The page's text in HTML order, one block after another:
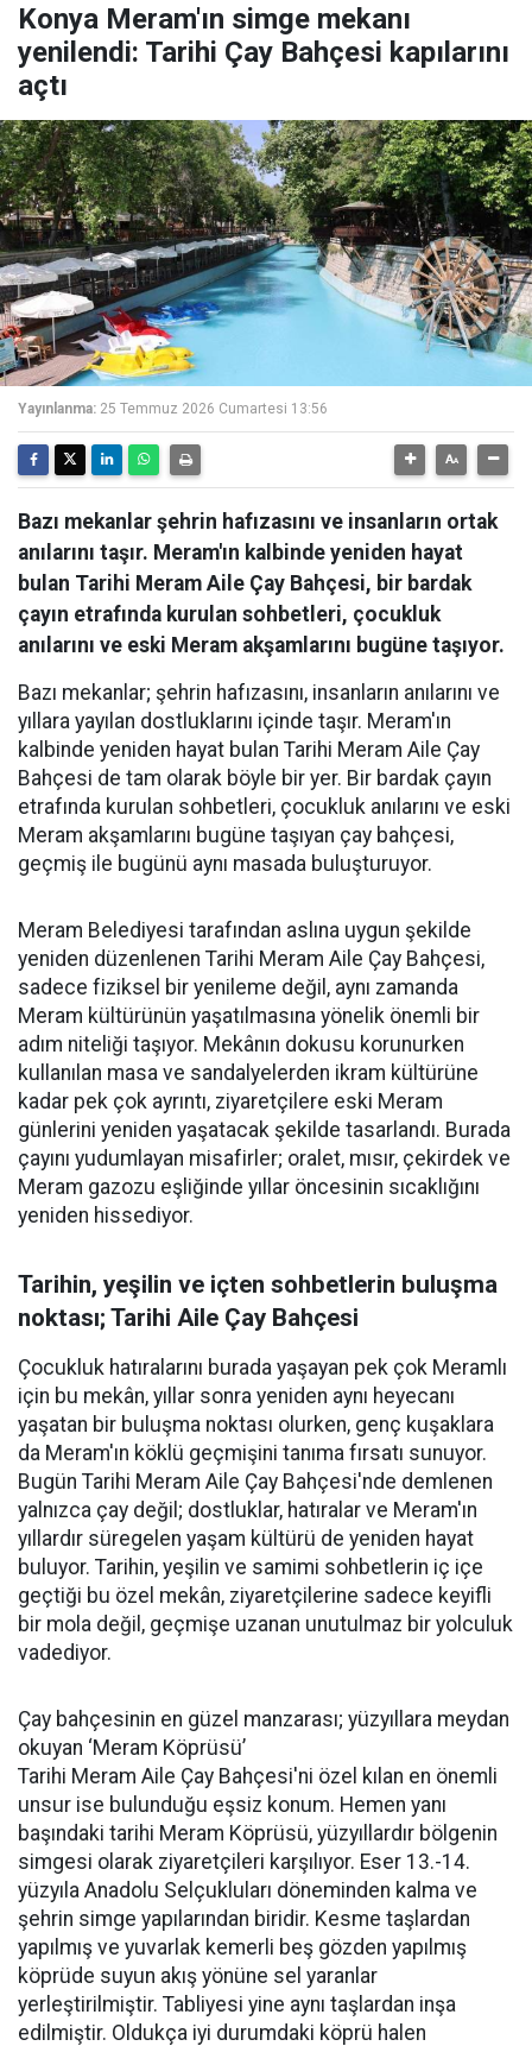
Konya Meram'ın simge mekanı
yenilendi: Tarihi Çay Bahçesi kapılarını
açtı
Yayınlanma: 25 Temmuz 2026 Cumartesi 13:56
Bazı mekanlar şehrin hafızasını ve insanların ortak
anılarını taşır. Meram'ın kalbinde yeniden hayat
bulan Tarihi Meram Aile Çay Bahçesi, bir bardak
çayın etrafında kurulan sohbetleri, çocukluk
anılarını ve eski Meram akşamlarını bugüne taşıyor.
Bazı mekanlar; şehrin hafızasını, insanların anılarını ve
yıllara yayılan dostluklarını içinde taşır. Meram'ın
kalbinde yeniden hayat bulan Tarihi Meram Aile Çay
Bahçesi de tam olarak böyle bir yer. Bir bardak çayın
etrafında kurulan sohbetleri, çocukluk anılarını ve eski
Meram akşamlarını bugüne taşıyan çay bahçesi,
geçmiş ile bugünü aynı masada buluşturuyor.
Meram Belediyesi tarafından aslına uygun şekilde
yeniden düzenlenen Tarihi Meram Aile Çay Bahçesi,
sadece fiziksel bir yenileme değil, aynı zamanda
Meram kültürünün yaşatılmasına yönelik önemli bir
adım niteliği taşıyor. Mekânın dokusu korunurken
kullanılan masa ve sandalyelerden ikram kültürüne
kadar pek çok ayrıntı, ziyaretçilere eski Meram
günlerini yeniden yaşatacak şekilde tasarlandı. Burada
çayını yudumlayan misafirler; oralet, mısır, çekirdek ve
Meram gazozu eşliğinde yıllar öncesinin sıcaklığını
yeniden hissediyor.
Tarihin, yeşilin ve içten sohbetlerin buluşma
noktası; Tarihi Aile Çay Bahçesi
Çocukluk hatıralarını burada yaşayan pek çok Meramlı
için bu mekân, yıllar sonra yeniden aynı heyecanı
yaşatan bir buluşma noktası olurken, genç kuşaklara
da Meram'ın köklü geçmişini tanıma fırsatı sunuyor.
Bugün Tarihi Meram Aile Çay Bahçesi'nde demlenen
yalnızca çay değil; dostluklar, hatıralar ve Meram'ın
yıllardır süregelen yaşam kültürü de yeniden hayat
buluyor. Tarihin, yeşilin ve samimi sohbetlerin iç içe
geçtiği bu özel mekân, ziyaretçilerine sadece keyifli
bir mola değil, geçmişe uzanan unutulmaz bir yolculuk
vadediyor.
Çay bahçesinin en güzel manzarası; yüzyıllara meydan
okuyan ‘Meram Köprüsü’
Tarihi Meram Aile Çay Bahçesi'ni özel kılan en önemli
unsur ise bulunduğu eşsiz konum. Hemen yanı
başındaki tarihi Meram Köprüsü, yüzyıllardır bölgenin
simgesi olarak ziyaretçileri karşılıyor. Eser 13.-14.
yüzyıla Anadolu Selçukluları döneminden kalma ve
şehrin simge yapılarından biridir. Kesme taşlardan
yapılmış ve yuvarlak kemerli beş gözden yapılmış
köprüde suyun akış yönüne sel yaranlar
yerleştirilmiştir. Tabliyesi yine aynı taşlardan inşa
edilmiştir. Oldukça iyi durumdaki köprü halen